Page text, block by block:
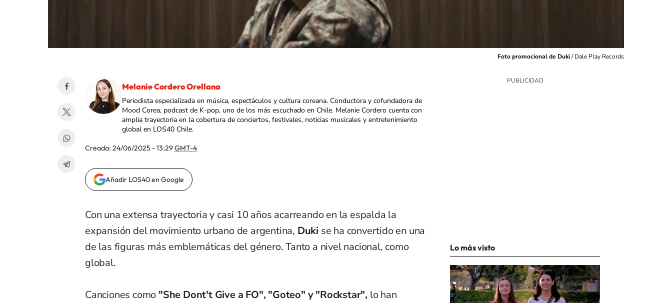
Foto promocional de Duki/Dale Play Records
Melanie Cordero Orellana
Periodista especializada en música, espectáculos y cultura coreana. Conductora y cofundadora de
Mood Corea, podcast de K-pop, uno de los más escuchado en Chile. Melanie Cordero cuenta con
amplia trayectoria en la cobertura de conciertos, festivales, noticias musicales y entretenimiento
global en LOS40 Chile.
Creada: 24/06/2025 - 13:29GMT-4
Añadir LOS40 en Google
Con una extensa trayectoria y casi 10 años acarreando en la espalda la
expansión del movimiento urbano de argentina, Duki se ha convertido en una
de las figuras más emblemáticas del género. Tanto a nivel nacional, como
global.
Canciones como "She Dont't Give a FO", "Goteo" y "Rockstar", lo han
Lo más visto